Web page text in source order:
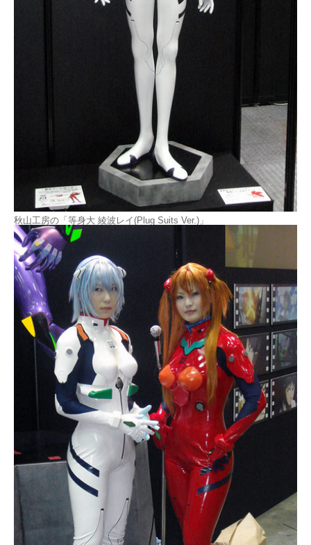
秋山工房の「等身大 綾波レイ(Plug Suits Ver.)」